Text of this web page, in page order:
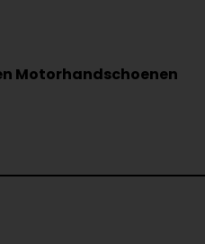
Motorhandschoenen